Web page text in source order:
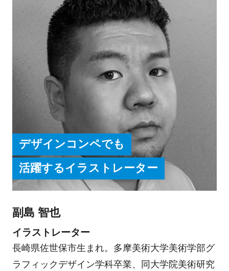
デザインコンペでも
活躍するイラストレーター
副島 智也
イラストレーター
長崎県佐世保市生まれ。多摩美術大学美術学部グ
ラフィックデザイン学科卒業、同大学院美術研究